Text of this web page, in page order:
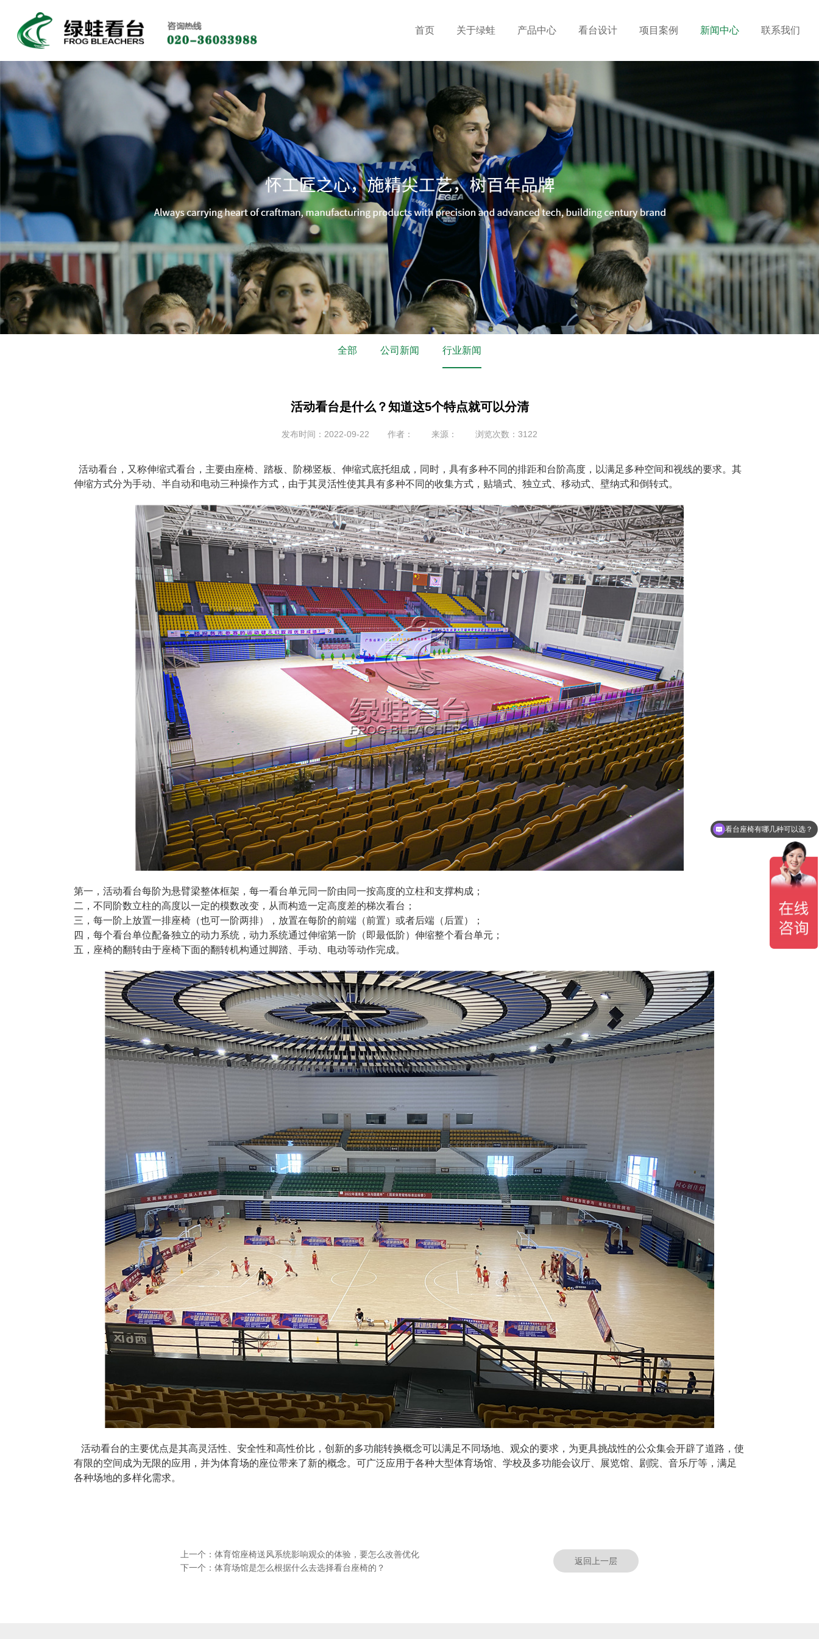
首页 关于绿蛙 产品中心 看台设计 项目案例 新闻中心 联系我们
全部 公司新闻 行业新闻
活动看台是什么？知道这5个特点就可以分清
发布时间：2022-09-22 作者： 来源： 浏览次数：3122
活动看台，又称伸缩式看台，主要由座椅、踏板、阶梯竖板、伸缩式底托组成，同时，具有多种不同的排距和台阶高度，以满足多种空间和视线的要求。其
伸缩方式分为手动、半自动和电动三种操作方式，由于其灵活性使其具有多种不同的收集方式，贴墙式、独立式、移动式、壁纳式和倒转式。
第一，活动看台每阶为悬臂梁整体框架，每一看台单元同一阶由同一按高度的立柱和支撑构成；
二，不同阶数立柱的高度以一定的模数改变，从而构造一定高度差的梯次看台；
三，每一阶上放置一排座椅（也可一阶两排），放置在每阶的前端（前置）或者后端（后置）；
四，每个看台单位配备独立的动力系统，动力系统通过伸缩第一阶（即最低阶）伸缩整个看台单元；
五，座椅的翻转由于座椅下面的翻转机构通过脚踏、手动、电动等动作完成。
活动看台的主要优点是其高灵活性、安全性和高性价比，创新的多功能转换概念可以满足不同场地、观众的要求，为更具挑战性的公众集会开辟了道路，使
有限的空间成为无限的应用，并为体育场的座位带来了新的概念。可广泛应用于各种大型体育场馆、学校及多功能会议厅、展览馆、剧院、音乐厅等，满足
各种场地的多样化需求。
上一个： 体育馆座椅送风系统影响观众的体验，要怎么改善优化
下一个： 体育场馆是怎么根据什么去选择看台座椅的？
返回上一层
做一套看台座椅要多少钱？